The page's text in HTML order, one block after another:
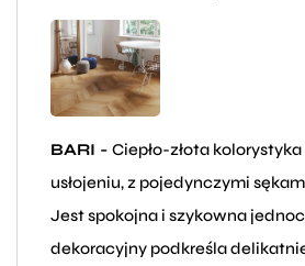
BARI - Ciepło-złota
usłojeniu, z pojedynczymi
Jest spokojna i szykowna
dekoracyjny podkreśla